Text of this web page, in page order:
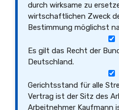
durch wirksame zu
wirtschaftlichen Zweck
Bestimmung möglichst
Es gilt das Recht der
Deutschland.
Gerichtsstand für alle
Vertrag ist der Sitz des
Arbeitnehmer Kaufmann